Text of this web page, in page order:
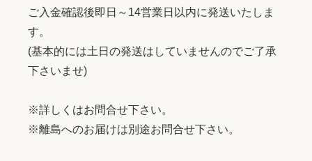
ご入金確認後即日～14営業日以内に発送いたしま
す。
(基本的には土日の発送はしていませんのでご了承
下さいませ)
※詳しくはお問合せ下さい。
※離島へのお届けは別途お問合せ下さい。